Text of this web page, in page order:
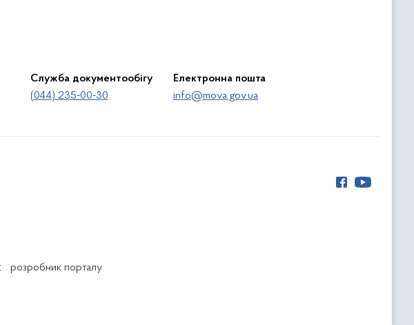
Служба документообігу
(044) 235-00-30
Електронна пошта
info@mova.gov.ua
розробник порталу